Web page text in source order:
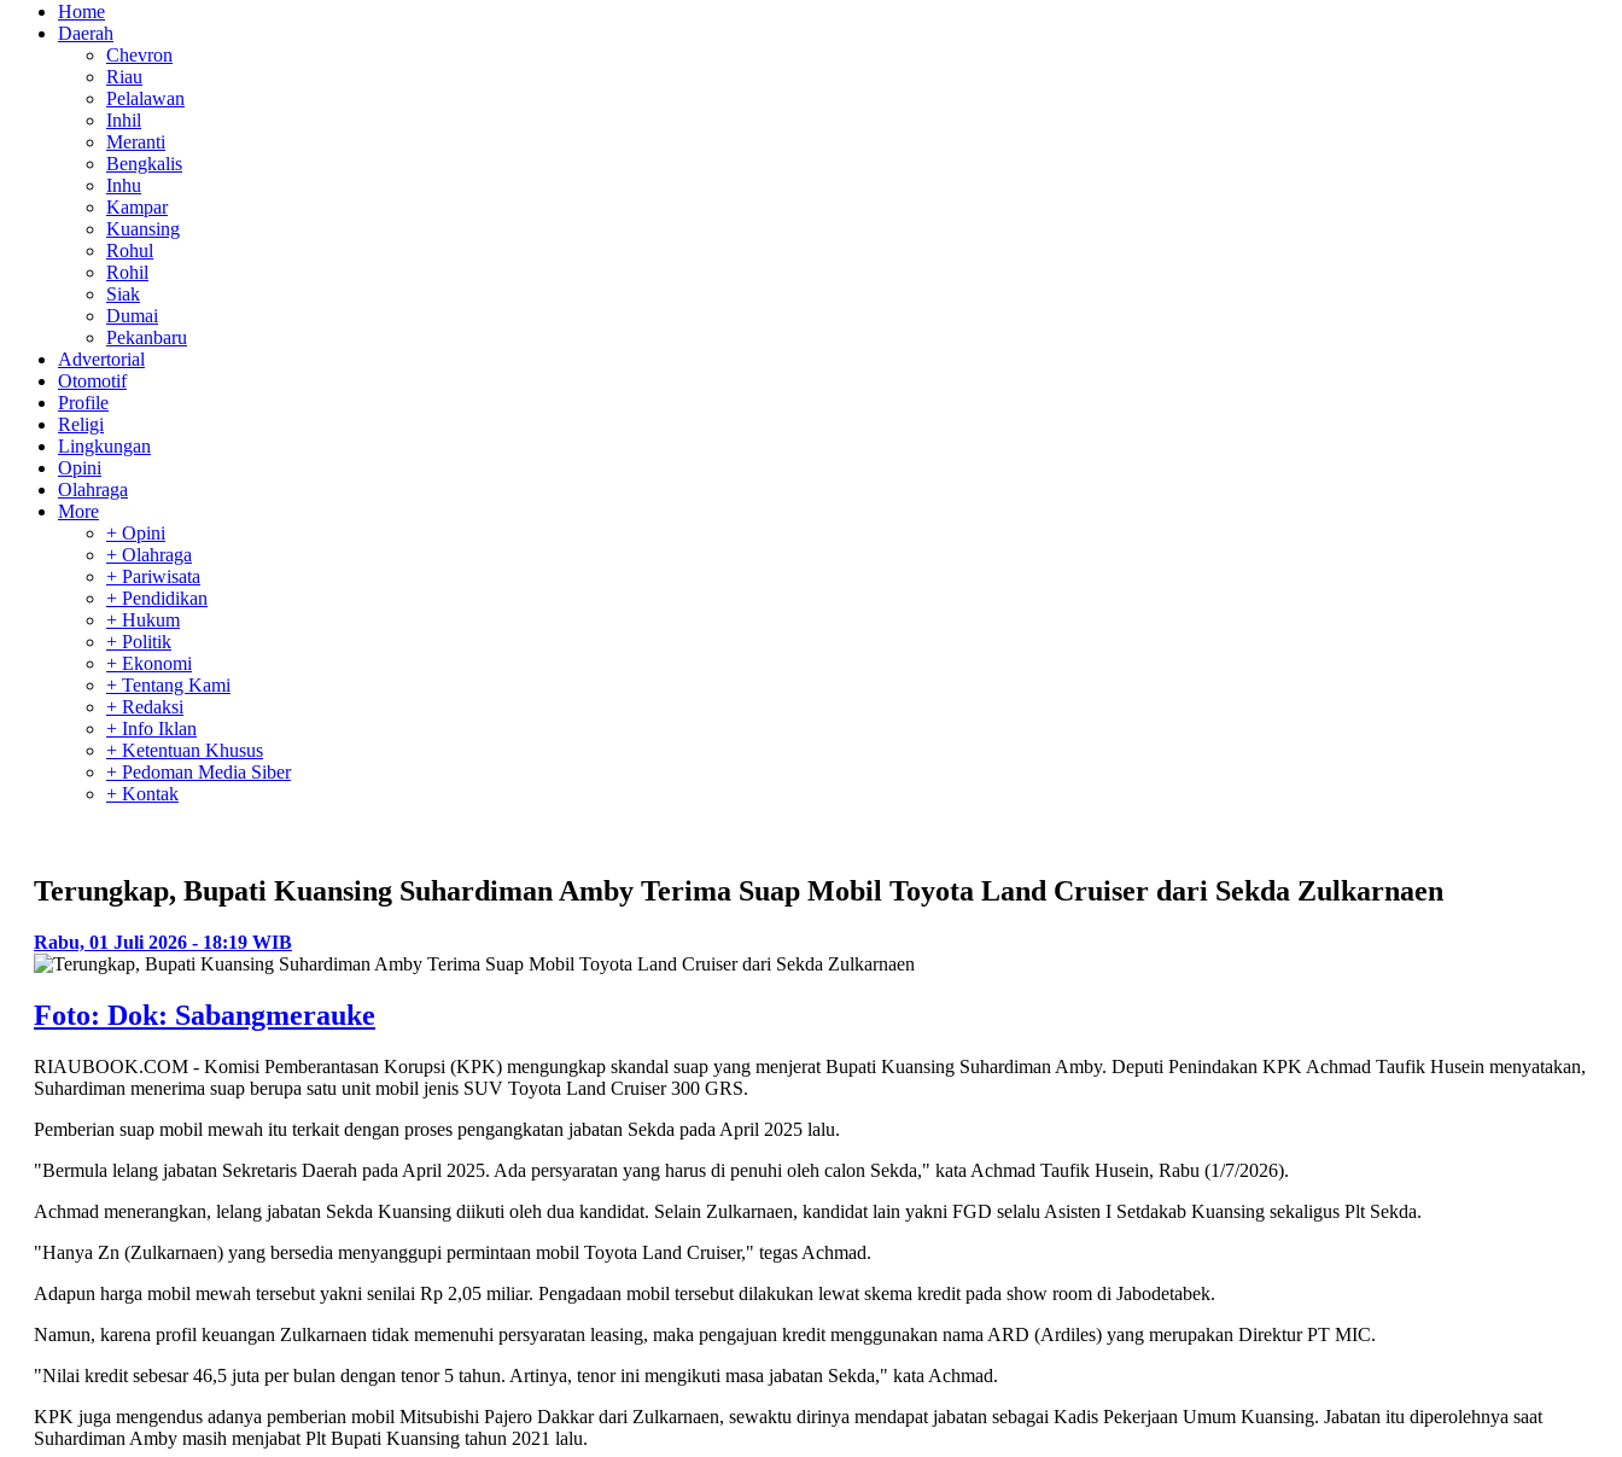
Home
Daerah
Chevron
Riau
Pelalawan
Inhil
Meranti
Bengkalis
Inhu
Kampar
Kuansing
Rohul
Rohil
Siak
Dumai
Pekanbaru
Advertorial
Otomotif
Profile
Religi
Lingkungan
Opini
Olahraga
More
+ Opini
+ Olahraga
+ Pariwisata
+ Pendidikan
+ Hukum
+ Politik
+ Ekonomi
+ Tentang Kami
+ Redaksi
+ Info Iklan
+ Ketentuan Khusus
+ Pedoman Media Siber
+ Kontak
Terungkap, Bupati Kuansing Suhardiman Amby Terima Suap Mobil Toyota Land Cruiser dari Sekda Zulkarnaen
Rabu, 01 Juli 2026 - 18:19 WIB
Foto: Dok: Sabangmerauke
RIAUBOOK.COM - Komisi Pemberantasan Korupsi (KPK) mengungkap skandal suap yang menjerat Bupati Kuansing Suhardiman Amby. Deputi Penindakan KPK Achmad Taufik Husein menyatakan,
Suhardiman menerima suap berupa satu unit mobil jenis SUV Toyota Land Cruiser 300 GRS.
Pemberian suap mobil mewah itu terkait dengan proses pengangkatan jabatan Sekda pada April 2025 lalu.
"Bermula lelang jabatan Sekretaris Daerah pada April 2025. Ada persyaratan yang harus di penuhi oleh calon Sekda," kata Achmad Taufik Husein, Rabu (1/7/2026).
Achmad menerangkan, lelang jabatan Sekda Kuansing diikuti oleh dua kandidat. Selain Zulkarnaen, kandidat lain yakni FGD selalu Asisten I Setdakab Kuansing sekaligus Plt Sekda.
"Hanya Zn (Zulkarnaen) yang bersedia menyanggupi permintaan mobil Toyota Land Cruiser," tegas Achmad.
Adapun harga mobil mewah tersebut yakni senilai Rp 2,05 miliar. Pengadaan mobil tersebut dilakukan lewat skema kredit pada show room di Jabodetabek.
Namun, karena profil keuangan Zulkarnaen tidak memenuhi persyaratan leasing, maka pengajuan kredit menggunakan nama ARD (Ardiles) yang merupakan Direktur PT MIC.
"Nilai kredit sebesar 46,5 juta per bulan dengan tenor 5 tahun. Artinya, tenor ini mengikuti masa jabatan Sekda," kata Achmad.
KPK juga mengendus adanya pemberian mobil Mitsubishi Pajero Dakkar dari Zulkarnaen, sewaktu dirinya mendapat jabatan sebagai Kadis Pekerjaan Umum Kuansing. Jabatan itu diperolehnya saat
Suhardiman Amby masih menjabat Plt Bupati Kuansing tahun 2021 lalu.